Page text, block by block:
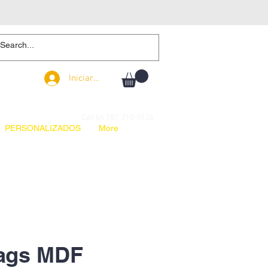
Iniciar sesión
PERSONALIZADOS More
MDF